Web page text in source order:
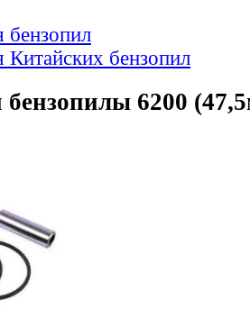
бензопил
Китайских бензопил
6200